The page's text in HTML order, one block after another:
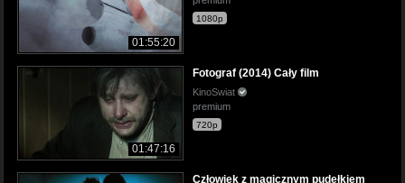
01:55:20
1080p
01:47:16
Fotograf (2014) Cały film
KinoSwiat
premium
720p
Człowiek z magicznym pudełkiem